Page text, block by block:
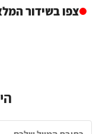
צפו בשידור